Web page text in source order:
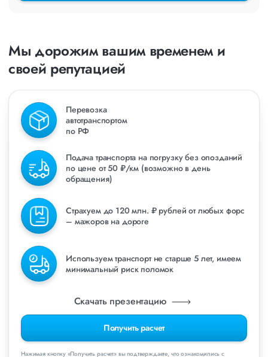
Мы дорожим вашим временем и
своей репутацией
Перевозка
автотранспортом
по РФ
Подача транспорта на погрузку без опозданий
по цене от 50 ₽/км (возможно в день
обращения)
Страхуем до 120 млн. ₽ рублей от любых форс
– мажоров на дороге
Используем транспорт не старше 5 лет, имеем
минимальный риск поломок
Получить расчет
Скачать презентацию
Нажимая кнопку «Получить расчет» вы подтверждаете, что ознакомились с